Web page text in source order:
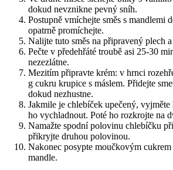
dokud nevznikne pevný sníh.
Postupně vmíchejte směs s mandlemi
opatrně promíchejte.
Nalijte tuto směs na připravený plech
Pečte v předehřáté troubě asi 25-30
nezezlátne.
Mezitím připravte krém: v hrnci
g cukru krupice s máslem. Přidejte
dokud nezhustne.
Jakmile je chlebíček upečený, vyjměte
ho vychladnout. Poté ho rozkrojte na
Namažte spodní polovinu chlebíčku
přikryjte druhou polovinou.
Nakonec posypte moučkovým
mandle.